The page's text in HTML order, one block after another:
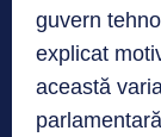
guvern
explicat
această